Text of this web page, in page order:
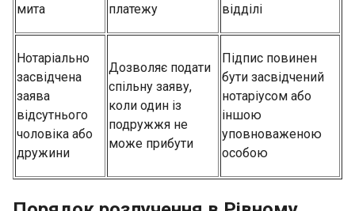
мита
платежу
відділі
Нотаріально
засвідчена
заява
відсутнього
чоловіка або
дружини
Дозволяє подати
спільну заяву,
коли один із
подружжя не
може прибути
Підпис повинен
бути засвідчений
нотаріусом або
іншою
уповноваженою
особою